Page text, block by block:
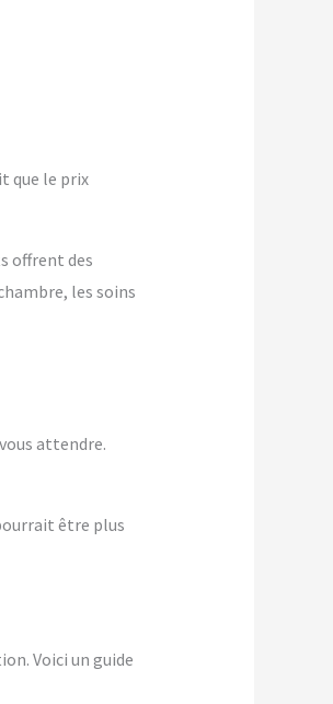
que le prix
offrent des
les soins
attendre.
être plus
Voici un guide